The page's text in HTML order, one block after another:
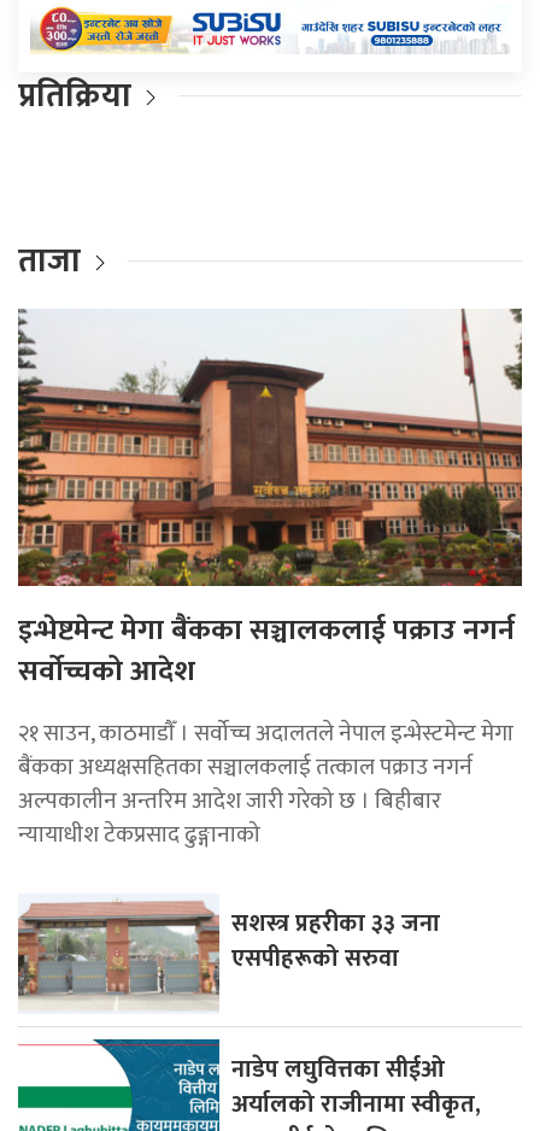
प्रतिक्रिया
ताजा
इन्भेष्टमेन्ट मेगा बैंकका सञ्चालकलाई पक्राउ नगर्न
सर्वोच्चको आदेश
२१ साउन, काठमाडाैँ । सर्वोच्च अदालतले नेपाल इन्भेस्टमेन्ट मेगा
बैंकका अध्यक्षसहितका सञ्चालकलाई तत्काल पक्राउ नगर्न
अल्पकालीन अन्तरिम आदेश जारी गरेको छ । बिहीबार
न्यायाधीश टेकप्रसाद ढुङ्गानाको
सशस्त्र प्रहरीका ३३ जना
एसपीहरूको सरुवा
नाडेप लघुवित्तका सीईओ
अर्यालको राजीनामा स्वीकृत,